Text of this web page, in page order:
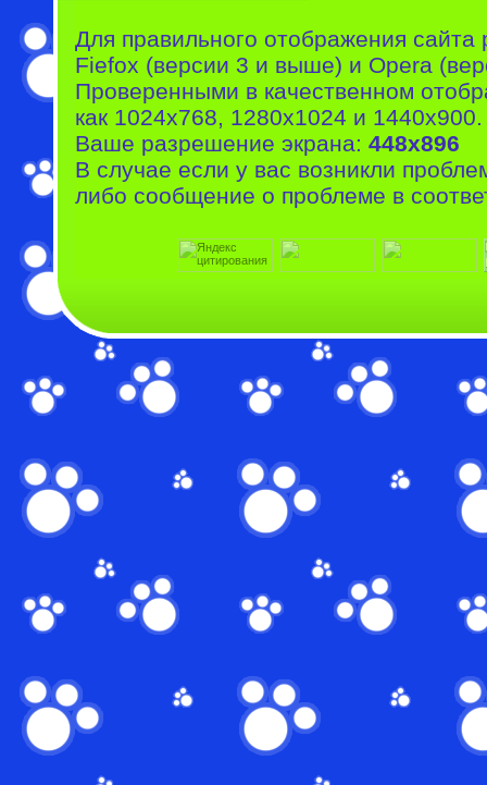
Для правильного отображения
Fiefox (версии 3 и выше) и Opera
Проверенными в качественном
как 1024x768, 1280x1024 и 1440x900.
Ваше разрешение экрана: 448x896
В случае если у вас возникли
либо сообщение о проблеме в